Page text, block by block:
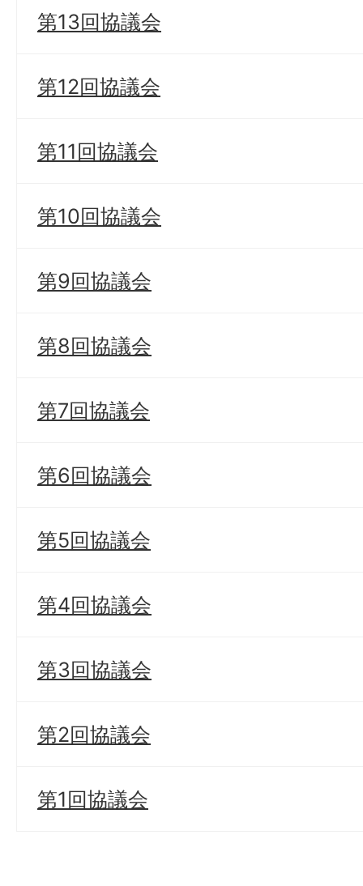
第13回協議会
第12回協議会
第11回協議会
第10回協議会
第9回協議会
第8回協議会
第7回協議会
第6回協議会
第5回協議会
第4回協議会
第3回協議会
第2回協議会
第1回協議会